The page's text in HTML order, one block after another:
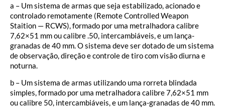
a – Um sistema de armas que seja estabilizado, acionado e
controlado remotamente (Remote Controlled Weapon
Staition — RCWS), formado por uma metralhadora calibre
7,62×51 mm ou calibre .50, intercambiáveis, e um lança-
granadas de 40 mm. O sistema deve ser dotado de um sistema
de observação, direção e controle de tiro com visão diurna e
noturna.
b – Um sistema de armas utilizando uma rorreta blindada
simples, formado por uma metralhadora calibre 7,62×51 mm
ou calibre 50, intercambiáveis, e um lança-granadas de 40 mm.